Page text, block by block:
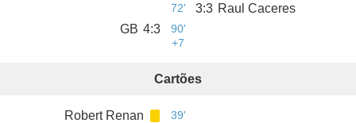
72' 3:3 Raul Caceres
GB 4:3
90'
+7
Cartões
Robert Renan
39'